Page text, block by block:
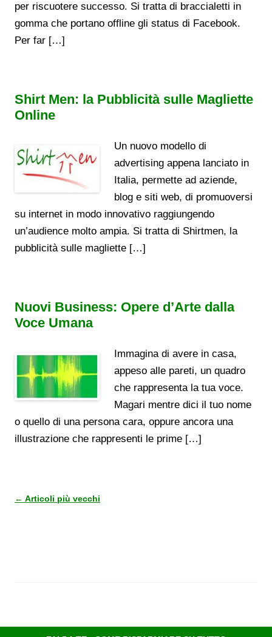
per riscuotere successo. Si tratta di braccialetti in
gomma che portano offline gli status di Facebook.
Per far […]
Shirt Men: la Pubblicità sulle Magliette
Online
Un nuovo modello di
advertising appena lanciato in
Italia, permette ad aziende,
blog e siti web, di promuoversi
su internet in modo innovativo raggiungendo
un’audience molto ampia. Si tratta di Shirtmen, la
pubblicità sulle magliette […]
Nuovi Business: Opere d’Arte dalla
Voce Umana
Immagina di avere in casa,
appeso alle pareti, un quadro
che rappresenta la tua voce.
Magari mentre dici il tuo nome
o quello di una persona cara, oppure ancora una
illustrazione che rappresenti le prime […]
Navigazione
← Articoli più vecchi